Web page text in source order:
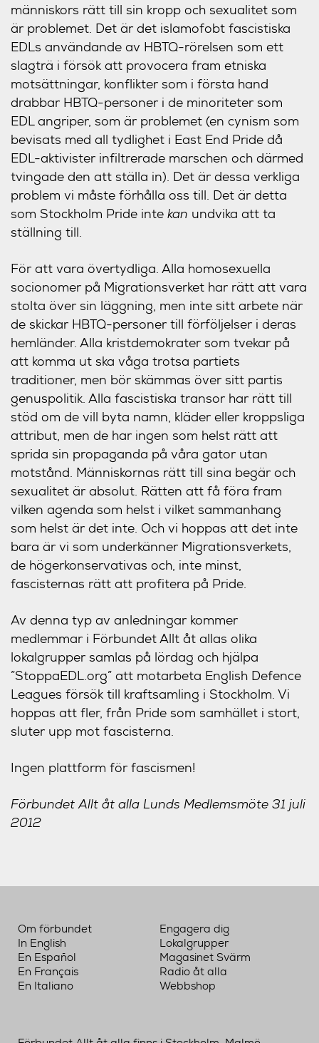
människors rätt till sin kropp och sexualitet som
är problemet. Det är det islamofobt fascistiska
EDLs användande av HBTQ-rörelsen som ett
slagträ i försök att provocera fram etniska
motsättningar, konflikter som i första hand
drabbar HBTQ-personer i de minoriteter som
EDL angriper, som är problemet (en cynism som
bevisats med all tydlighet i East End Pride då
EDL-aktivister infiltrerade marschen och därmed
tvingade den att ställa in). Det är dessa verkliga
problem vi måste förhålla oss till. Det är detta
som Stockholm Pride inte kan undvika att ta
ställning till.
För att vara övertydliga. Alla homosexuella
socionomer på Migrationsverket har rätt att vara
stolta över sin läggning, men inte sitt arbete när
de skickar HBTQ-personer till förföljelser i deras
hemländer. Alla kristdemokrater som tvekar på
att komma ut ska våga trotsa partiets
traditioner, men bör skämmas över sitt partis
genuspolitik. Alla fascistiska transor har rätt till
stöd om de vill byta namn, kläder eller kroppsliga
attribut, men de har ingen som helst rätt att
sprida sin propaganda på våra gator utan
motstånd. Människornas rätt till sina begär och
sexualitet är absolut. Rätten att få föra fram
vilken agenda som helst i vilket sammanhang
som helst är det inte. Och vi hoppas att det inte
bara är vi som underkänner Migrationsverkets,
de högerkonservativas och, inte minst,
fascisternas rätt att profitera på Pride.
Av denna typ av anledningar kommer
medlemmar i Förbundet Allt åt allas olika
lokalgrupper samlas på lördag och hjälpa
”StoppaEDL.org” att motarbeta English Defence
Leagues försök till kraftsamling i Stockholm. Vi
hoppas att fler, från Pride som samhället i stort,
sluter upp mot fascisterna.
Ingen plattform för fascismen!
Förbundet Allt åt alla Lunds Medlemsmöte 31 juli
2012
Om förbundet
In English
En Español
En Français
En Italiano
Engagera dig
Lokalgrupper
Magasinet Svärm
Radio åt alla
Webbshop